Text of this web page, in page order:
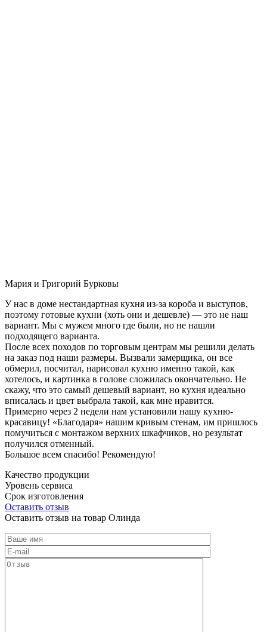
Мария и Григорий Бурковы
У нас в доме нестандартная кухня из-за короба и выступов,
поэтому готовые кухни (хоть они и дешевле) — это не наш
вариант. Мы с мужем много где были, но не нашли
подходящего варианта.
После всех походов по торговым центрам мы решили делать
на заказ под наши размеры. Вызвали замерщика, он все
обмерил, посчитал, нарисовал кухню именно такой, как
хотелось, и картинка в голове сложилась окончательно. Не
скажу, что это самый дешевый вариант, но кухня идеально
вписалась и цвет выбрала такой, как мне нравится.
Примерно через 2 недели нам установили нашу кухню-
красавицу! «Благодаря» нашим кривым стенам, им пришлось
помучиться с монтажом верхних шкафчиков, но результат
получился отменный.
Большое всем спасибо! Рекомендую!
Качество продукции
Уровень сервиса
Срок изготовления
Оставить отзыв
Оставить отзыв на товар Олинда